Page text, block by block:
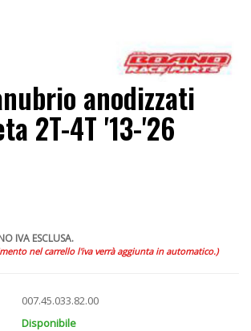
anodizzati
2T-4T '13-'26
IVA ESCLUSA.
nel carrello l'iva verrà aggiunta in automatico.)
007.45.033.82.00
Disponibile